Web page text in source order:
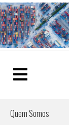
Quem Somos